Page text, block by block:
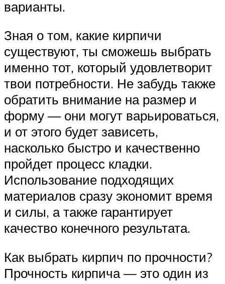
варианты.
Зная о том, какие кирпичи
существуют, ты сможешь выбрать
именно тот, который удовлетворит
твои потребности. Не забудь также
обратить внимание на размер и
форму — они могут варьироваться,
и от этого будет зависеть,
насколько быстро и качественно
пройдет процесс кладки.
Использование подходящих
материалов сразу экономит время
и силы, а также гарантирует
качество конечного результата.
Как выбрать кирпич по прочности?
Прочность кирпича — это один из